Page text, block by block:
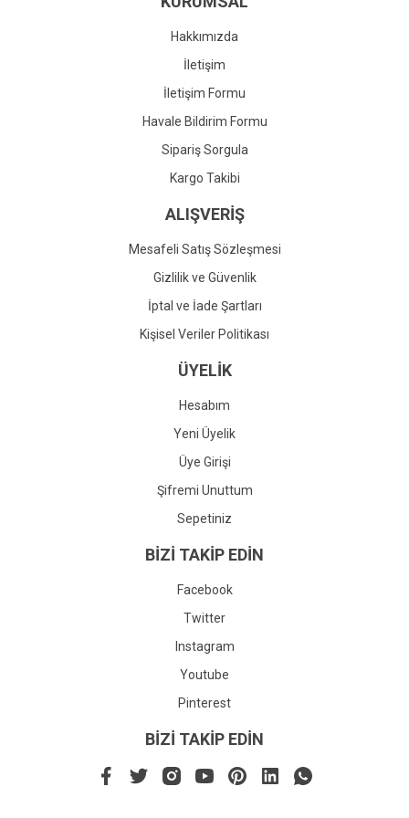
Gönder
Hakkımızda
İletişim
İletişim Formu
Havale Bildirim Formu
Sipariş Sorgula
Kargo Takibi
ALIŞVERİŞ
Mesafeli Satış Sözleşmesi
Gizlilik ve Güvenlik
İptal ve İade Şartları
Kişisel Veriler Politikası
ÜYELİK
Hesabım
Yeni Üyelik
Üye Girişi
Şifremi Unuttum
Sepetiniz
BİZİ TAKİP EDİN
Facebook
Twitter
Instagram
Youtube
Pinterest
BİZİ TAKİP EDİN